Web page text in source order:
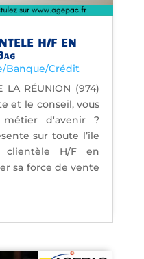
H/F EN
Banque/Crédit
LA RÉUNION (974)
et le conseil, vous
métier d'avenir ?
sur toute l’ile
clientèle H/F en
sa force de vente